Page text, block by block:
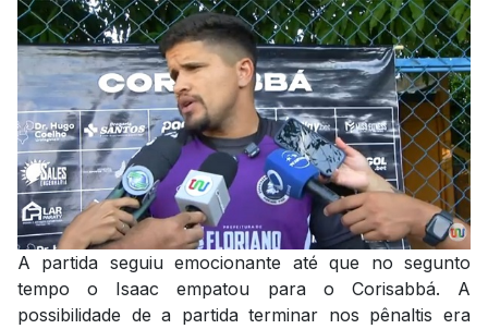
A partida seguiu emocionante até que no segunto
tempo o Isaac empatou para o Corisabbá. A
possibilidade de a partida terminar nos pênaltis era